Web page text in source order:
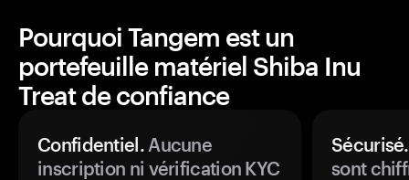
Pourquoi Tangem est un
portefeuille matériel Shiba Inu
Treat de confiance
Confidentiel.Aucune
inscription ni vérification KYC
Sécurisé.
sont